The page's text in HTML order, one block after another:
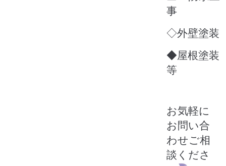
事
◇外壁塗装
◆屋根塗装
等
お気軽に
お問い合
わせご相
談くださ